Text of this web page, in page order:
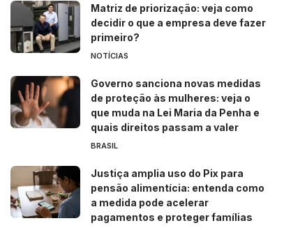
Matriz de priorização: veja como
decidir o que a empresa deve fazer
primeiro?
NOTÍCIAS
Governo sanciona novas medidas
de proteção às mulheres: veja o
que muda na Lei Maria da Penha e
quais direitos passam a valer
BRASIL
Justiça amplia uso do Pix para
pensão alimentícia: entenda como
a medida pode acelerar
pagamentos e proteger famílias